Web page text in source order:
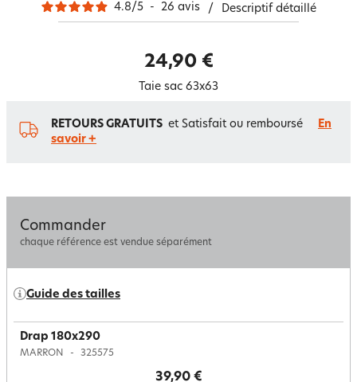
4.8/5 - 26 avis / Descriptif détaillé
24,90 €
Taie sac 63x63
RETOURS GRATUITS et Satisfait ou remboursé
En
savoir +
Commander
chaque référence est vendue séparément
Guide des tailles
Drap 180x290
MARRON 325575
39,90 €